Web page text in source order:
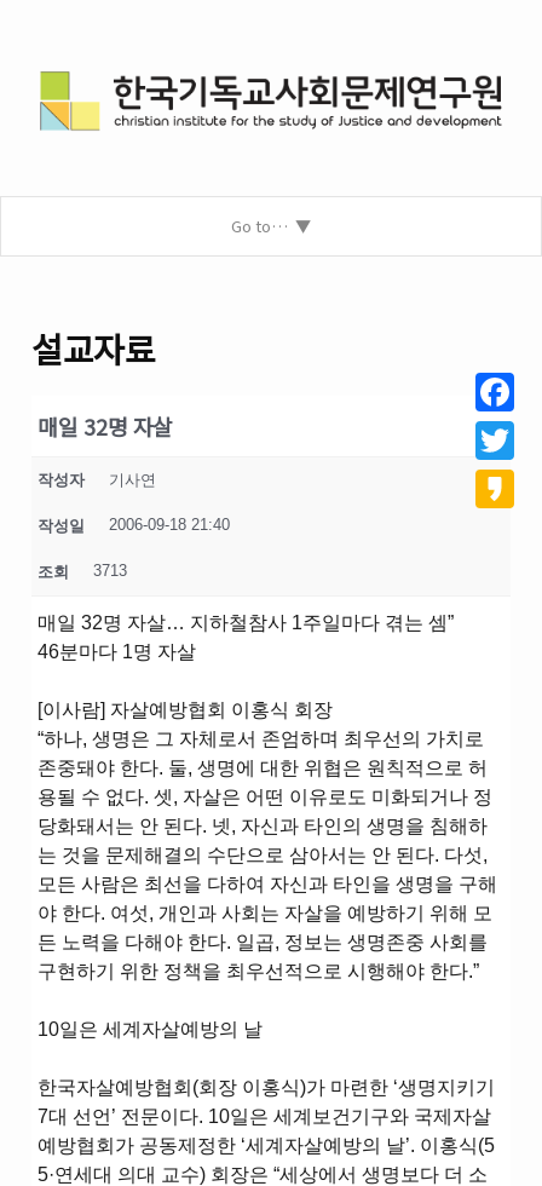
Go to…
설교자료
매일 32명 자살
작성자 기사연
작성일 2006-09-18 21:40
조회 3713
매일 32명 자살… 지하철참사 1주일마다 겪는 셈”
46분마다 1명 자살
[이사람] 자살예방협회 이홍식 회장
“하나, 생명은 그 자체로서 존엄하며 최우선의 가치로
존중돼야 한다. 둘, 생명에 대한 위협은 원칙적으로 허
용될 수 없다. 셋, 자살은 어떤 이유로도 미화되거나 정
당화돼서는 안 된다. 넷, 자신과 타인의 생명을 침해하
는 것을 문제해결의 수단으로 삼아서는 안 된다. 다섯,
모든 사람은 최선을 다하여 자신과 타인을 생명을 구해
야 한다. 여섯, 개인과 사회는 자살을 예방하기 위해 모
든 노력을 다해야 한다. 일곱, 정보는 생명존중 사회를
구현하기 위한 정책을 최우선적으로 시행해야 한다.”
10일은 세계자살예방의 날
한국자살예방협회(회장 이홍식)가 마련한 ‘생명지키기
7대 선언’ 전문이다. 10일은 세계보건기구와 국제자살
예방협회가 공동제정한 ‘세계자살예방의 날’. 이홍식(5
5·연세대 의대 교수) 회장은 “세상에서 생명보다 더 소
Twitter